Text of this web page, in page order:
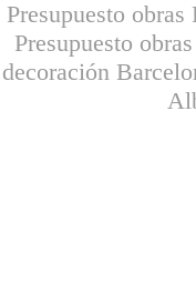
Presupuesto
Presupuesto
decoración